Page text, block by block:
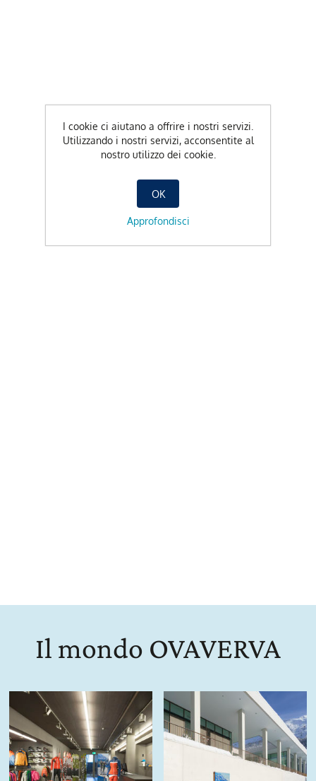
Il mondo OVAVERVA
I cookie ci aiutano a offrire i nostri servizi.
Utilizzando i nostri servizi, acconsentite al
nostro utilizzo dei cookie.
OK
Approfondisci